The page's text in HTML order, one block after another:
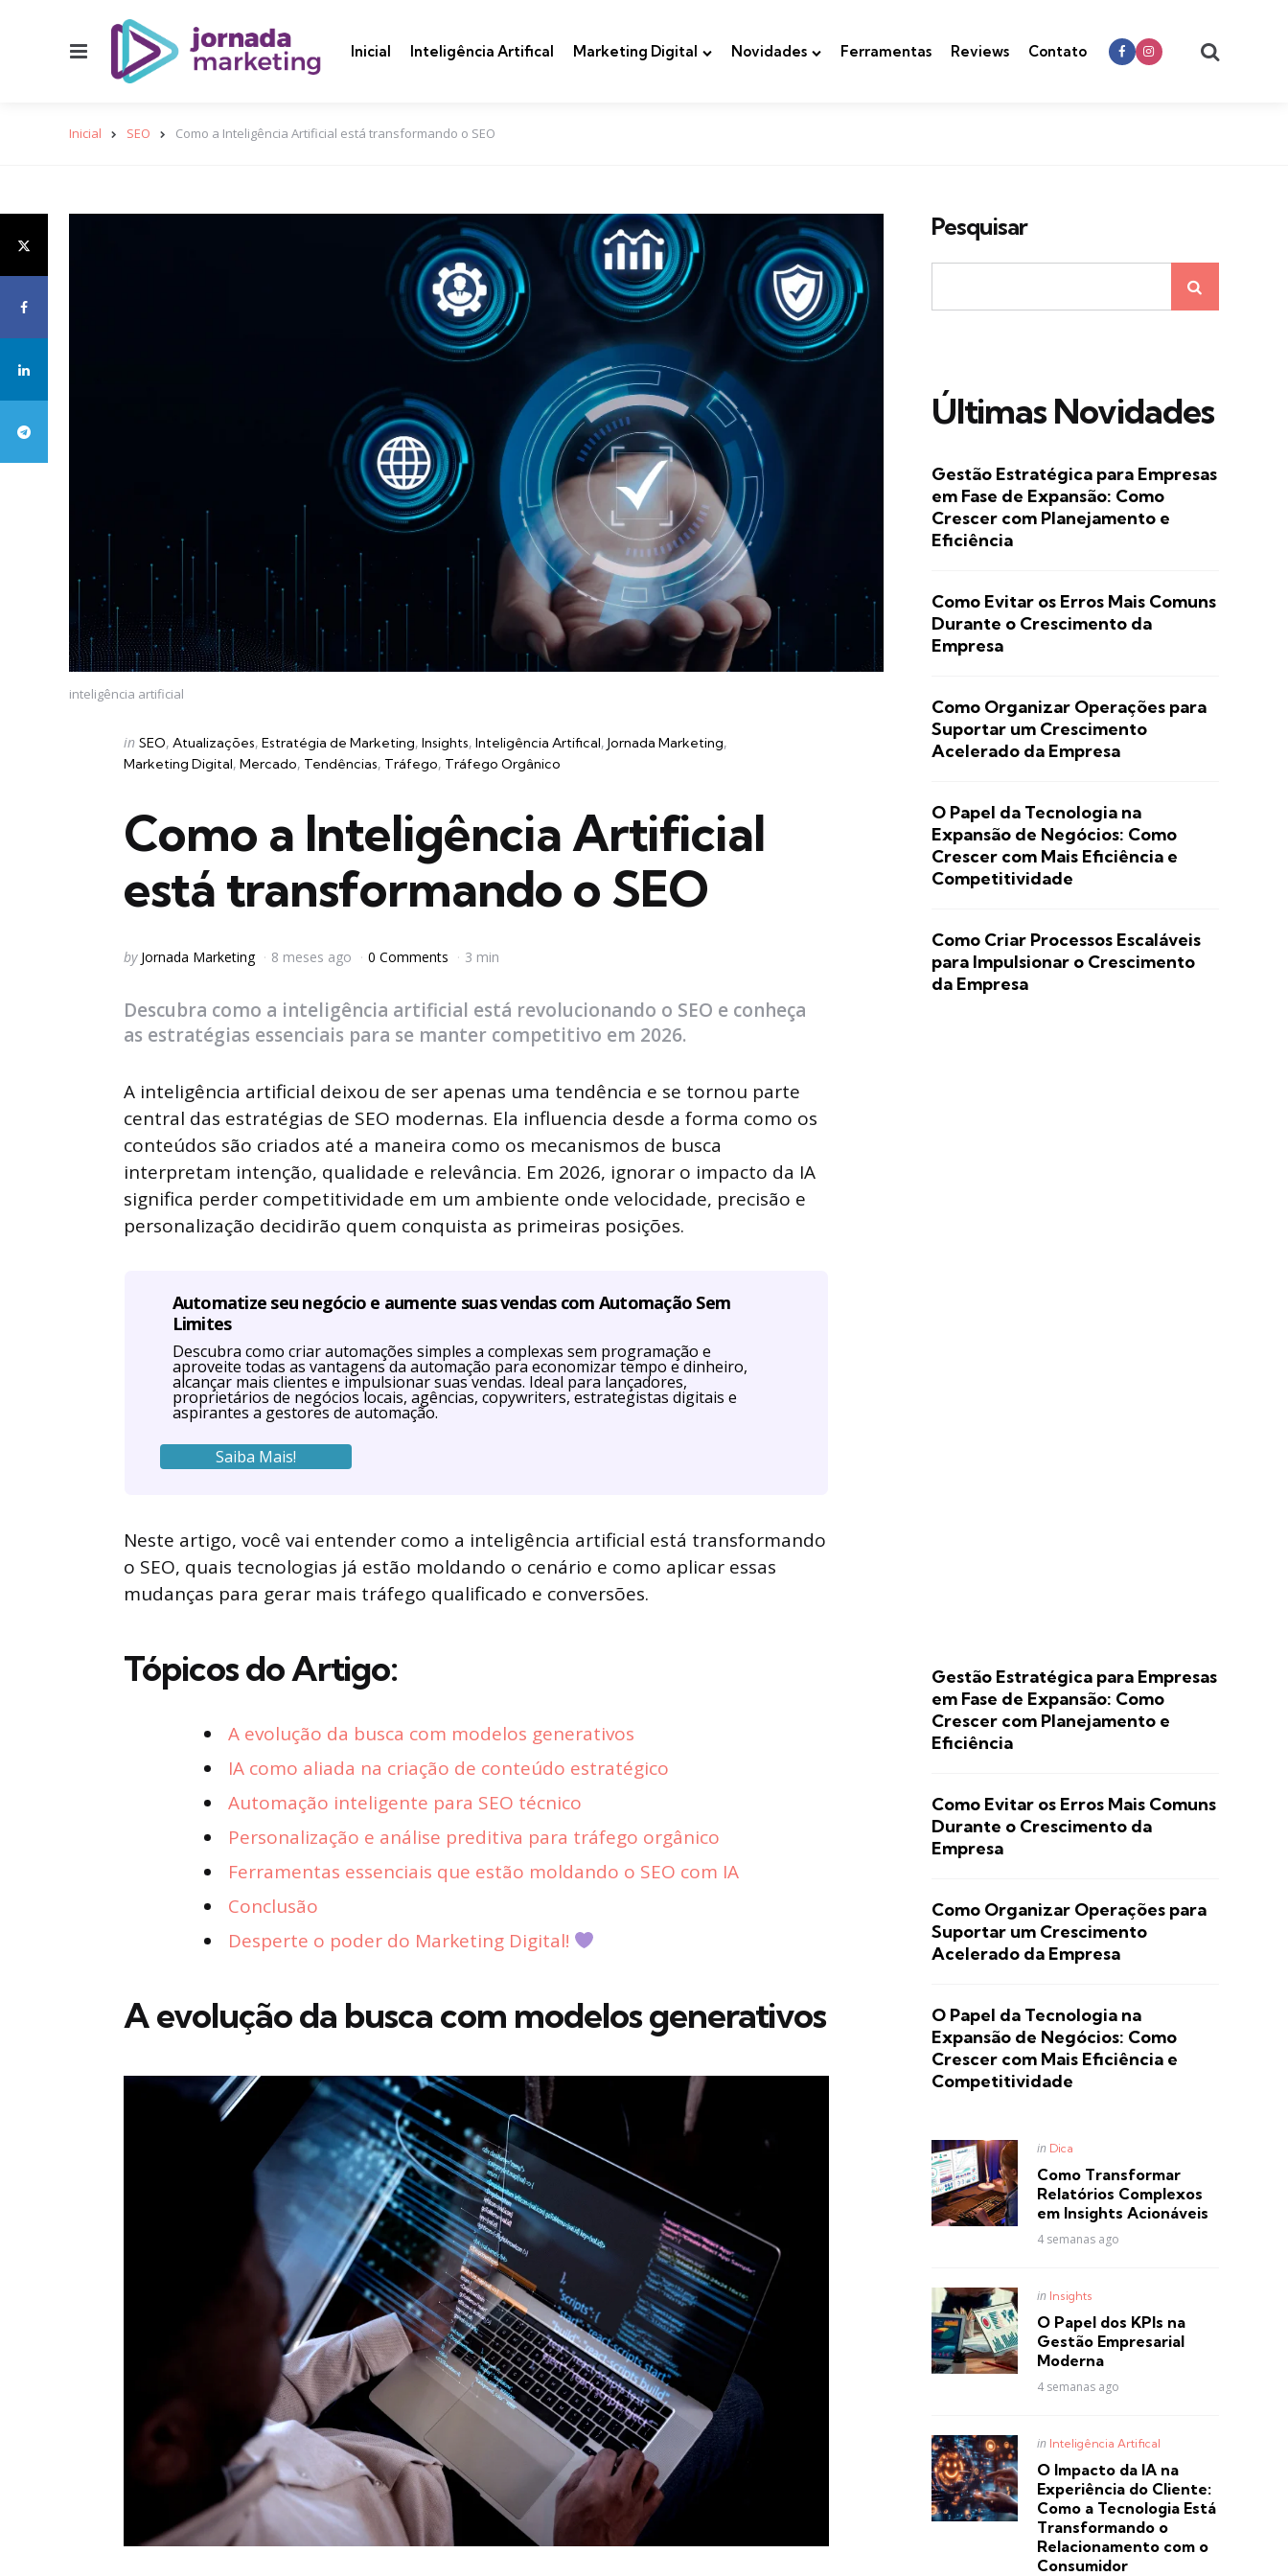
Inicial Inteligência Artifical Marketing Digital Novidades Ferramentas Reviews Contato
Inicial SEO Como a Inteligência Artificial está transformando o SEO
inteligência artificial
Categories
Posted
in
in SEO Atualizações Estratégia de Marketing Insights Inteligência Artifical Jornada Marketing
Marketing Digital Mercado Tendências Tráfego Tráfego Orgânico
Como a Inteligência Artificial
está transformando o SEO
Posted
by Jornada Marketing 8 meses ago 0 Comments 3 min
Descubra como a inteligência artificial está revolucionando o SEO e conheça
as estratégias essenciais para se manter competitivo em 2026.
A inteligência artificial deixou de ser apenas uma tendência e se tornou parte
central das estratégias de SEO modernas. Ela influencia desde a forma como os
conteúdos são criados até a maneira como os mecanismos de busca
interpretam intenção, qualidade e relevância. Em 2026, ignorar o impacto da IA
significa perder competitividade em um ambiente onde velocidade, precisão e
personalização decidirão quem conquista as primeiras posições.
Automatize seu negócio e aumente suas vendas com Automação Sem
Limites
Descubra como criar automações simples a complexas sem programação e
aproveite todas as vantagens da automação para economizar tempo e dinheiro,
alcançar mais clientes e impulsionar suas vendas. Ideal para lançadores,
proprietários de negócios locais, agências, copywriters, estrategistas digitais e
aspirantes a gestores de automação.
Saiba Mais!
Neste artigo, você vai entender como a inteligência artificial está transformando
o SEO, quais tecnologias já estão moldando o cenário e como aplicar essas
mudanças para gerar mais tráfego qualificado e conversões.
Tópicos do Artigo:
A evolução da busca com modelos generativos
IA como aliada na criação de conteúdo estratégico
Automação inteligente para SEO técnico
Personalização e análise preditiva para tráfego orgânico
Ferramentas essenciais que estão moldando o SEO com IA
Conclusão
Desperte o poder do Marketing Digital!
A evolução da busca com modelos generativos
Pesquisar
Últimas Novidades
Gestão Estratégica para Empresas
em Fase de Expansão: Como
Crescer com Planejamento e
Eficiência
Como Evitar os Erros Mais Comuns
Durante o Crescimento da
Empresa
Como Organizar Operações para
Suportar um Crescimento
Acelerado da Empresa
O Papel da Tecnologia na
Expansão de Negócios: Como
Crescer com Mais Eficiência e
Competitividade
Como Criar Processos Escaláveis
para Impulsionar o Crescimento
da Empresa
Gestão Estratégica para Empresas
em Fase de Expansão: Como
Crescer com Planejamento e
Eficiência
Como Evitar os Erros Mais Comuns
Durante o Crescimento da
Empresa
Como Organizar Operações para
Suportar um Crescimento
Acelerado da Empresa
O Papel da Tecnologia na
Expansão de Negócios: Como
Crescer com Mais Eficiência e
Competitividade
Posted
in Dica
Como Transformar
Relatórios Complexos
em Insights Acionáveis
4 semanas ago
Posted
in Insights
O Papel dos KPIs na
Gestão Empresarial
Moderna
4 semanas ago
Posted
in Inteligência Artifical
O Impacto da IA na
Experiência do Cliente:
Como a Tecnologia Está
Transformando o
Relacionamento com o
Consumidor